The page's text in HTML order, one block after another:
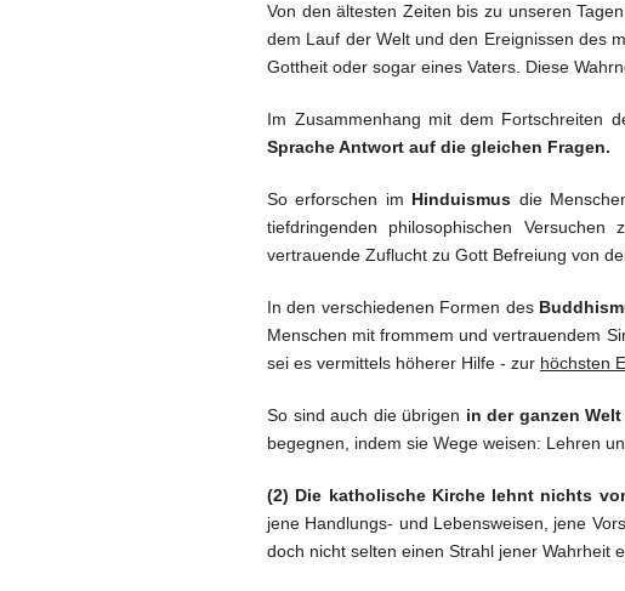
Von den ältesten Zeiten bis zu unseren
dem Lauf der Welt und den Ereignissen des
Gottheit oder sogar eines Vaters. Diese
Im Zusammenhang mit dem Fortschreiten
Sprache Antwort auf die gleichen Fragen.
So erforschen im Hinduismus die
tiefdringenden philosophischen
vertrauende Zuflucht zu Gott Befreiung von
In den verschiedenen Formen des
Menschen mit frommem und vertrauendem
sei es vermittels höherer Hilfe - zur höchsten
So sind auch die übrigen in der ganzen
begegnen, indem sie Wege weisen: Lehren
(2) Die katholische Kirche lehnt nichts
jene Handlungs- und Lebensweisen, jene
doch nicht selten einen Strahl jener Wahrheit